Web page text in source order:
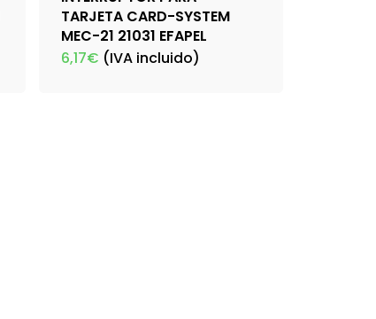
TARJETA CARD-SYSTEM
MEC-21 21031 EFAPEL
6,17€ (IVA incluido)